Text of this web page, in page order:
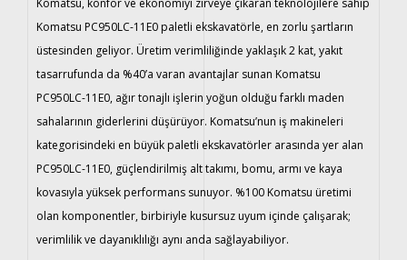
Komatsu, konfor ve ekonomiyi zirveye çıkaran teknolojilere sahip
Komatsu PC950LC-11E0 paletli ekskavatörle, en zorlu şartların
üstesinden geliyor. Üretim verimliliğinde yaklaşık 2 kat, yakıt
tasarrufunda da %40’a varan avantajlar sunan Komatsu
PC950LC-11E0, ağır tonajlı işlerin yoğun olduğu farklı maden
sahalarının giderlerini düşürüyor. Komatsu’nun iş makineleri
kategorisindeki en büyük paletli ekskavatörler arasında yer alan
PC950LC-11E0, güçlendirilmiş alt takımı, bomu, armı ve kaya
kovasıyla yüksek performans sunuyor. %100 Komatsu üretimi
olan komponentler, birbiriyle kusursuz uyum içinde çalışarak;
verimlilik ve dayanıklılığı aynı anda sağlayabiliyor.